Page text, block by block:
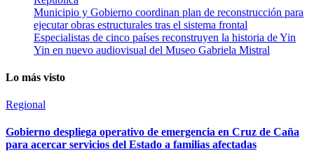
Municipio y Gobierno coordinan plan de reconstrucción para
ejecutar obras estructurales tras el sistema frontal
Especialistas de cinco países reconstruyen la historia de Yin
Yin en nuevo audiovisual del Museo Gabriela Mistral
Lo más visto
Regional
Gobierno despliega operativo de emergencia en Cruz de Caña
para acercar servicios del Estado a familias afectadas